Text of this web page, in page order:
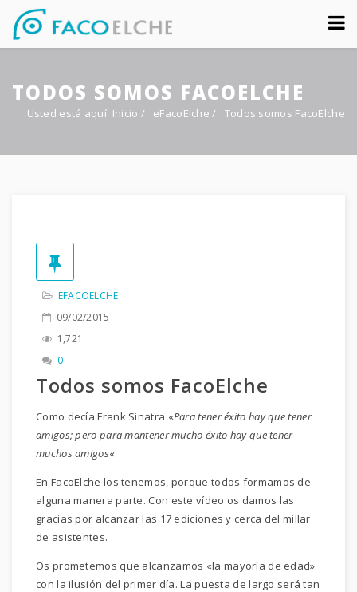
Sobre nosotros
Congreso
TODOS SOMOS FACOELCHE
Usted está aquí: Inicio / eFacoElche/ Todos somos FacoElche
EFACOELCHE
09/02/2015
1,721
0
Todos somos FacoElche
Como decía Frank Sinatra «Para tener éxito hay que tener
amigos; pero para mantener mucho éxito hay que tener
muchos amigos«.
En FacoElche los tenemos, porque todos formamos de
alguna manera parte. Con este vídeo os damos las
gracias por alcanzar las 17 ediciones y cerca del millar
de asistentes.
Os prometemos que alcanzamos «la mayoría de edad»
con la ilusión del primer día. La puesta de largo será tan